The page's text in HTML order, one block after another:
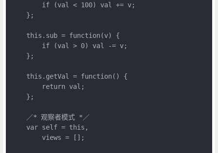
        if (val < 100) val += v;
    };
    this.sub = function(v) {
        if (val > 0) val -= v;
    };
    this.getVal = function() {
        return val;
    };
    ／* 观察者模式 *／
    var self = this,
        views = [];